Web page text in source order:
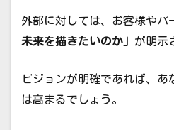
外部に対しては、お客様やパ
未来を描きたいのか」 が明示
ビジョンが明確であれば、
は高まるでしょう。